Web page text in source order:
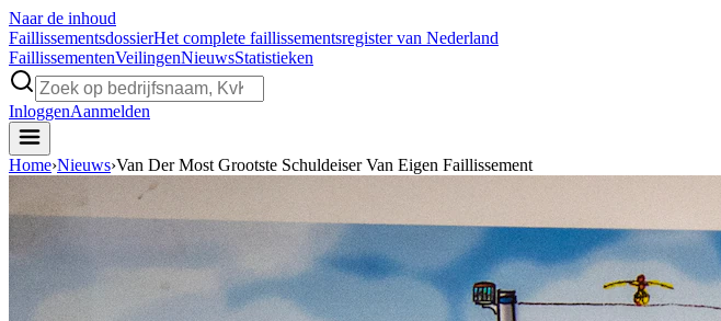
Naar de inhoud
FaillissementsdossierHet complete faillissementsregister van Nederland
FaillissementenVeilingenNieuwsStatistieken
InloggenAanmelden
Home›Nieuws›Van Der Most Grootste Schuldeiser Van Eigen Faillissement